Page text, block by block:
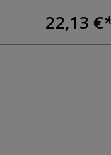
22,13 €